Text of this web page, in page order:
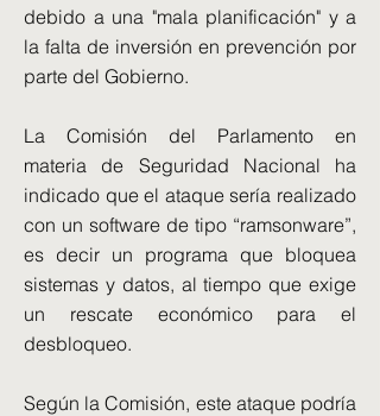
debido a una "mala planificación" y a
la falta de inversión en prevención por
parte del Gobierno.
La Comisión del Parlamento en
materia de Seguridad Nacional ha
indicado que el ataque sería realizado
con un software de tipo “ramsonware”,
es decir un programa que bloquea
sistemas y datos, al tiempo que exige
un rescate económico para el
desbloqueo.
Según la Comisión, este ataque podría